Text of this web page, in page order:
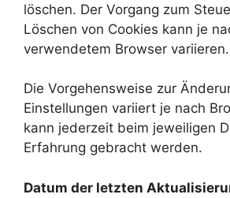
löschen. Der Vorgang zum
Löschen von Cookies kann je
verwendetem Browser variieren.
Die Vorgehensweise zur
Einstellungen variiert je nach
kann jederzeit beim jeweiligen
Erfahrung gebracht werden.
Datum der letzten